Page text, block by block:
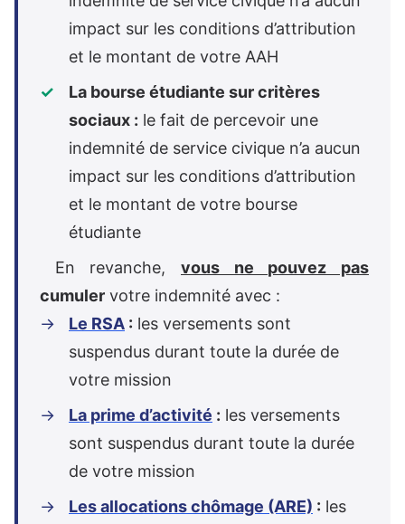
impact sur les conditions d’attribution
et le montant de votre AAH
La bourse étudiante sur critères
sociaux : le fait de percevoir une
indemnité de service civique n’a aucun
impact sur les conditions d’attribution
et le montant de votre bourse
étudiante
En revanche, vous ne pouvez pas
cumuler votre indemnité avec :
Le RSA : les versements sont
suspendus durant toute la durée de
votre mission
La prime d’activité : les versements
sont suspendus durant toute la durée
de votre mission
Les allocations chômage (ARE) : les